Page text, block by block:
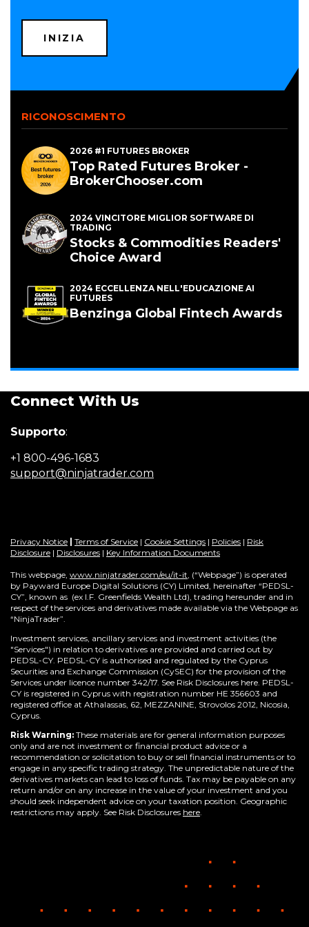
INIZIA
A
RICONOSCIMENTO
2026 #1 FUTURES BROKER
Top Rated Futures Broker -
BrokerChooser.com
2024 VINCITORE MIGLIOR SOFTWARE DI
TRADING
Stocks & Commodities Readers'
Choice Award
2024 ECCELLENZA NELL'EDUCAZIONE AI
FUTURES
Benzinga Global Fintech Awards
Connect With Us
Supporto:
+1 800-496-1683
support@ninjatrader.com
Privacy Notice Terms of Service | Cookie Settings | Policies | Risk
Disclosure | Disclosures | Key Information Documents
This webpage, www.ninjatrader.com/eu/it-it, (“Webpage”) is operated
by Payward Europe Digital Solutions (CY) Limited, hereinafter “PEDSL-
CY”, known as (ex I.F. Greenfields Wealth Ltd), trading hereunder and in
respect of the services and derivatives made available via the Webpage as
“NinjaTrader”.
Investment services, ancillary services and investment activities (the
"Services") in relation to derivatives are provided and carried out by
PEDSL-CY. PEDSL-CY is authorised and regulated by the Cyprus
Securities and Exchange Commission (CySEC) for the provision of the
Services under licence number 342/17. See Risk Disclosures here. PEDSL-
CY is registered in Cyprus with registration number HE 356603 and
registered office at Athalassas, 62, MEZZANINE, Strovolos 2012, Nicosia,
Cyprus.
Risk Warning: These materials are for general information purposes
only and are not investment or financial product advice or a
recommendation or solicitation to buy or sell financial instruments or to
engage in any specific trading strategy. The unpredictable nature of the
derivatives markets can lead to loss of funds. Tax may be payable on any
return and/or on any increase in the value of your investment and you
should seek independent advice on your taxation position. Geographic
restrictions may apply. See Risk Disclosures here.